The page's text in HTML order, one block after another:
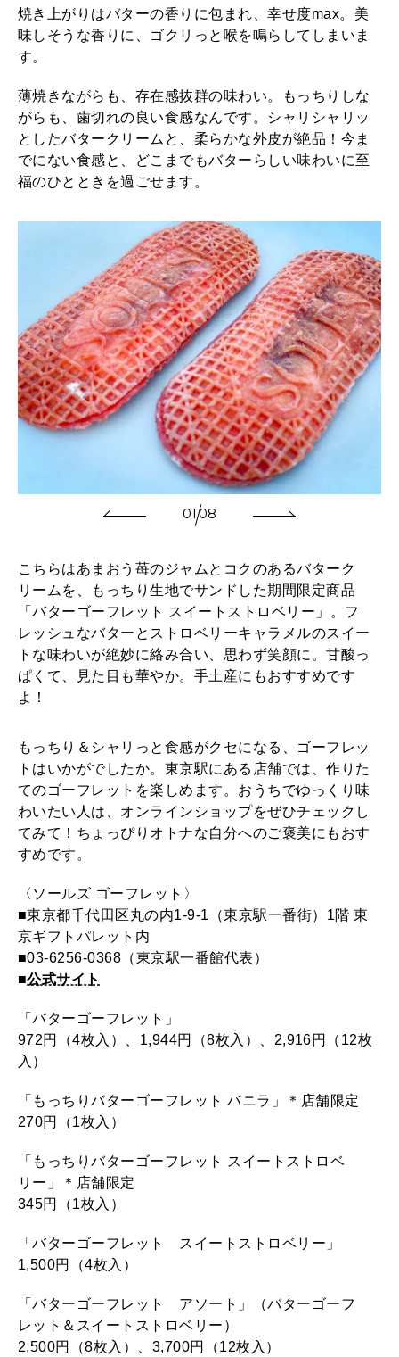
焼き上がりはバターの香りに包まれ、幸せ度max。美
味しそうな香りに、ゴクリっと喉を鳴らしてしまいま
す。
薄焼きながらも、存在感抜群の味わい。もっちりしな
がらも、歯切れの良い食感なんです。シャリシャリッ
としたバタークリームと、柔らかな外皮が絶品！今ま
でにない食感と、どこまでもバターらしい味わいに至
福のひとときを過ごせます。
0108
こちらはあまおう苺のジャムとコクのあるバターク
リームを、もっちり生地でサンドした期間限定商品
「バターゴーフレット スイートストロベリー」。フ
レッシュなバターとストロベリーキャラメルのスイー
トな味わいが絶妙に絡み合い、思わず笑顔に。甘酸っ
ぱくて、見た目も華やか。手土産にもおすすめです
よ！
もっちり＆シャリっと食感がクセになる、ゴーフレッ
トはいかがでしたか。東京駅にある店舗では、作りた
てのゴーフレットを楽しめます。おうちでゆっくり味
わいたい人は、オンラインショップをぜひチェックし
てみて！ちょっぴりオトナな自分へのご褒美にもおす
すめです。
〈ソールズ ゴーフレット〉
■東京都千代田区丸の内1-9-1（東京駅一番街）1階 東
京ギフトパレット内
■03-6256-0368（東京駅一番館代表）
■公式サイト
「バターゴーフレット」
972円（4枚入）、1,944円（8枚入）、2,916円（12枚
入）
「もっちりバターゴーフレット バニラ」＊店舗限定
270円（1枚入）
「もっちりバターゴーフレット スイートストロベ
リー」＊店舗限定
345円（1枚入）
「バターゴーフレット スイートストロベリー」
1,500円（4枚入）
「バターゴーフレット アソート」（バターゴーフ
レット＆スイートストロベリー）
2,500円（8枚入）、3,700円（12枚入）